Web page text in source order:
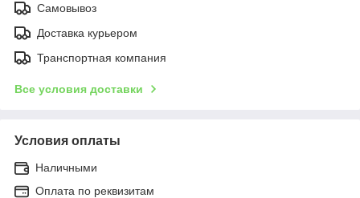
Самовывоз
Доставка курьером
Транспортная компания
Все условия доставки
Условия оплаты
Наличными
Оплата по реквизитам